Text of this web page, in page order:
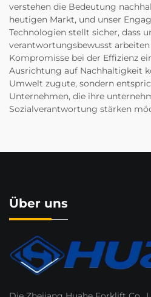
verstehen die Bedeutung
heutigen Markt, und unser
Technologien stellt sicher, dass
verantwortungsbewusst
Kompromisse bei der Effizienz
Ausrichtung auf Nachhaltigkeit
Umwelt zugute, sondern
Unternehmen, die ihre
Sozialverantwortung stärken
Über uns